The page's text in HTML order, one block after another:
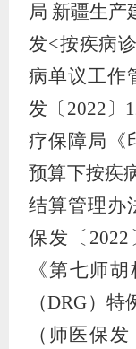
局 新疆生产
发<按疾病
病单议工作
发 〔 2022〕
疗保障局《
预算下按疾
结算管理办
保发 〔 2022
《第七师
（DRG）特
（师医保发